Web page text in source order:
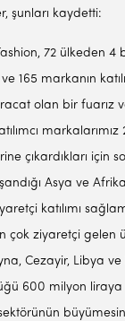
şunları kaydetti:
72 ülkeden 4
165 markanın
olan bir fuarız
çıkardıkları için
Asya ve
katılımı
çok ziyaretçi gelen
Cezayir, Libya
600 milyon liraya